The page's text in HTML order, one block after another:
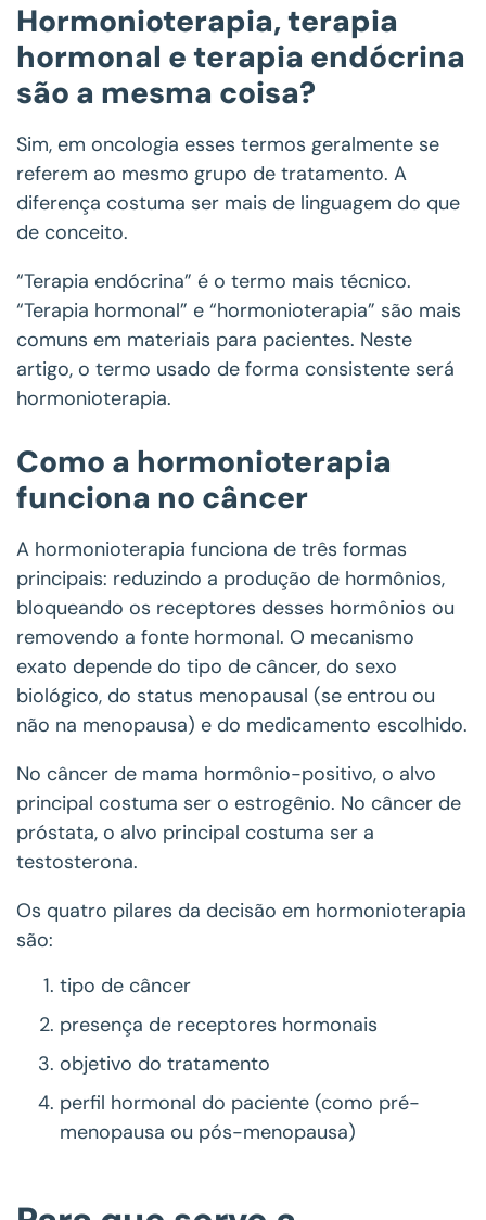
Hormonioterapia, terapia
hormonal e terapia endócrina
são a mesma coisa?
Sim, em oncologia esses termos geralmente se
referem ao mesmo grupo de tratamento. A
diferença costuma ser mais de linguagem do que
de conceito.
“Terapia endócrina” é o termo mais técnico.
“Terapia hormonal” e “hormonioterapia” são mais
comuns em materiais para pacientes. Neste
artigo, o termo usado de forma consistente será
hormonioterapia.
Como a hormonioterapia
funciona no câncer
A hormonioterapia funciona de três formas
principais: reduzindo a produção de hormônios,
bloqueando os receptores desses hormônios ou
removendo a fonte hormonal. O mecanismo
exato depende do tipo de câncer, do sexo
biológico, do status menopausal (se entrou ou
não na menopausa) e do medicamento escolhido.
No câncer de mama hormônio-positivo, o alvo
principal costuma ser o estrogênio. No câncer de
próstata, o alvo principal costuma ser a
testosterona.
Os quatro pilares da decisão em hormonioterapia
são:
tipo de câncer
presença de receptores hormonais
objetivo do tratamento
perfil hormonal do paciente (como pré-
menopausa ou pós-menopausa)